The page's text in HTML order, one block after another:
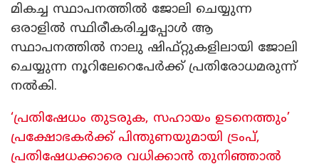
മികച്ച സ്ഥാപനത്തിൽ ജോലി ചെയ്യുന്ന
ഒരാളിൽ സ്ഥിരീകരിച്ചപ്പോൾ ആ
സ്ഥാപനത്തിൽ നാലു ഷിഫ്റ്റുകളിലായി ജോലി
ചെയ്യുന്ന നൂറിലേറെപേർക്ക് പ്രതിരോധമരുന്ന്
നൽകി.
‘പ്രതിഷേധം തുടരുക, സഹായം ഉടനെത്തും’
പ്രക്ഷോഭകര്‍ക്ക് പിന്തുണയുമായി ട്രംപ്,
പ്രതിഷേധക്കാരെ വധിക്കാന്‍ തുനിഞ്ഞാല്‍